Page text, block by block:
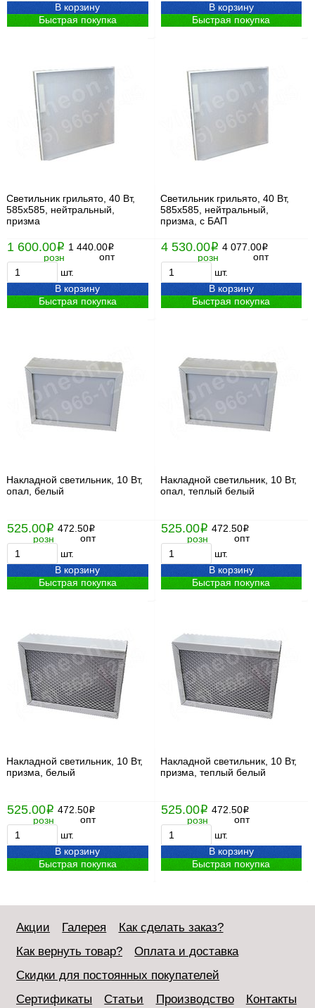
В корзину
Быстрая покупка
В корзину
Быстрая покупка
Cветильник грильято, 40 Вт,
585x585, нейтральный,
призма
1 600.00i
розн
1 440.00i
опт
шт.
В корзину
Быстрая покупка
Cветильник грильято, 40 Вт,
585x585, нейтральный,
призма, с БАП
4 530.00i
розн
4 077.00i
опт
шт.
В корзину
Быстрая покупка
Накладной светильник, 10 Вт,
опал, белый
525.00i
розн
472.50i
опт
шт.
В корзину
Быстрая покупка
Накладной светильник, 10 Вт,
опал, теплый белый
525.00i
розн
472.50i
опт
шт.
В корзину
Быстрая покупка
Накладной светильник, 10 Вт,
призма, белый
525.00i
розн
472.50i
опт
шт.
В корзину
Быстрая покупка
Накладной светильник, 10 Вт,
призма, теплый белый
525.00i
розн
472.50i
опт
шт.
В корзину
Быстрая покупка
Акции Галерея
Как сделать заказ?
Как вернуть товар?
Оплата и доставка
Скидки для постоянных покупателей
Сертификаты
Статьи Производство Контакты